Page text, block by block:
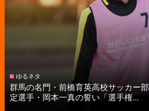
ゆるネタ
群馬の名門・前橋育英高校サッカー
定選手・岡本一真の誓い「選手権...